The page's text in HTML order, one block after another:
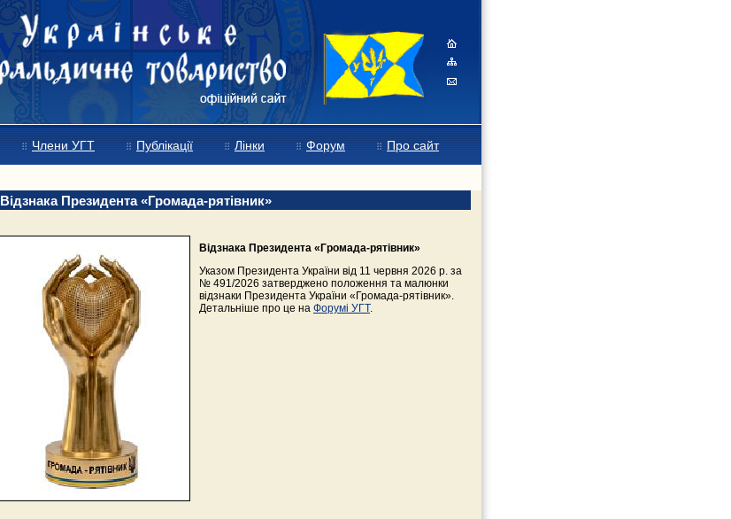
Члени УГТ Публікації Лінки Форум Про сайт
Відзнака Президента «Громада-рятівник»
Відзнака Президента «Громада-рятівник»
Указом Президента України від 11 червня 2026 р. за
№ 491/2026 затверджено положення та малюнки
відзнаки Президента України «Громада-рятівник».
Детальніше про це на Форумі УГТ.